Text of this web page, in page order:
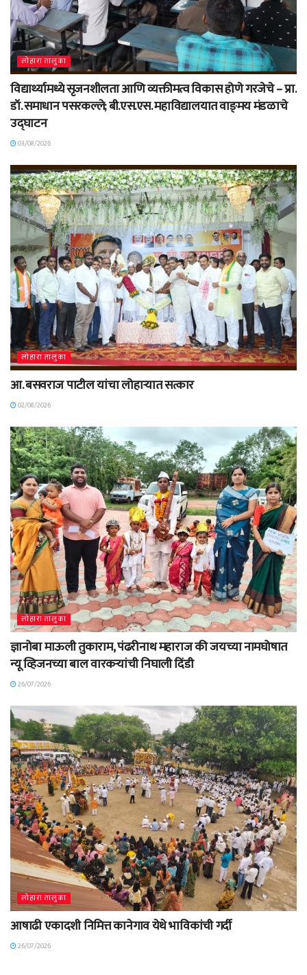
लोहारा तालुका
विद्यार्थ्यामध्ये सृजनशीलता आणि व्यक्तीमत्व विकास होणे गरजेचे – प्रा.
डॉ. समाधान पसरकल्ले; बी.एस.एस. महाविद्यालयात वाङ्‌मय मंडळाचे
उद्घाटन
03/08/2026
लोहारा तालुका
आ. बसवराज पाटील यांचा लोहाऱ्यात सत्कार
02/08/2026
लोहारा तालुका
ज्ञानोबा माऊली तुकाराम, पंढरीनाथ महाराज की जयच्या नामघोषात
न्यू व्हिजनच्या बाल वारकऱ्यांची निघाली दिंडी
26/07/2026
लोहारा तालुका
आषाढी एकादशी निमित्त कानेगाव येथे भाविकांची गर्दी
26/07/2026